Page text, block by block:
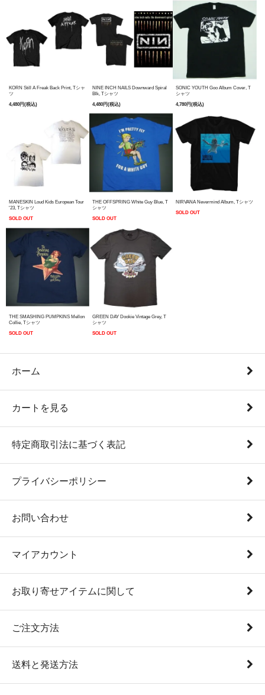
KORN Still A Freak Back Print, Tシャ
ツ
4,480円(税込)
NINE INCH NAILS Downward Spiral
Blk, Tシャツ
4,480円(税込)
SONIC YOUTH Goo Album Cover, T
シャツ
4,780円(税込)
MANESKIN Loud Kids European Tour
'23, Tシャツ
SOLD OUT
THE OFFSPRING White Guy Blue, T
シャツ
SOLD OUT
NIRVANA Nevermind Album, Tシャツ
SOLD OUT
THE SMASHING PUMPKINS Mellon
Collie, Tシャツ
SOLD OUT
GREEN DAY Dookie Vintage Grey, T
シャツ
SOLD OUT
ホーム
カートを見る
特定商取引法に基づく表記
プライバシーポリシー
お問い合わせ
マイアカウント
お取り寄せアイテムに関して
ご注文方法
送料と発送方法